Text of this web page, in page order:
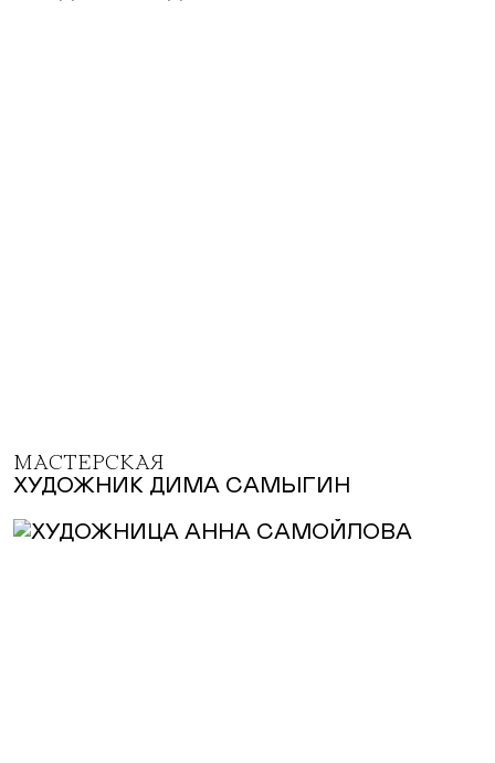
МАСТЕРСКАЯ
ХУДОЖНИК ДИМА САМЫГИН